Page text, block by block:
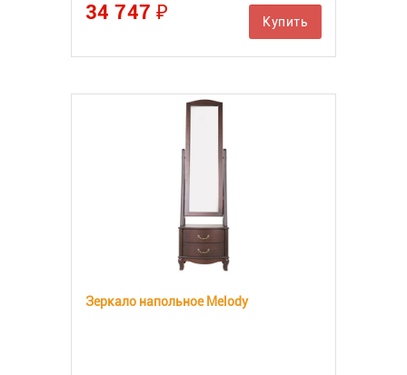
34 747 ₽ Купить
Зеркало напольное Melody